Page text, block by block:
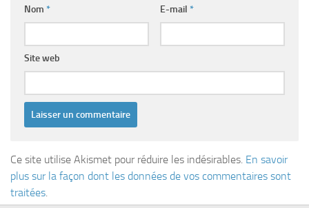
Nom * E-mail *
Site web
Ce site utilise Akismet pour réduire les indésirables. En savoir
plus sur la façon dont les données de vos commentaires sont
traitées.